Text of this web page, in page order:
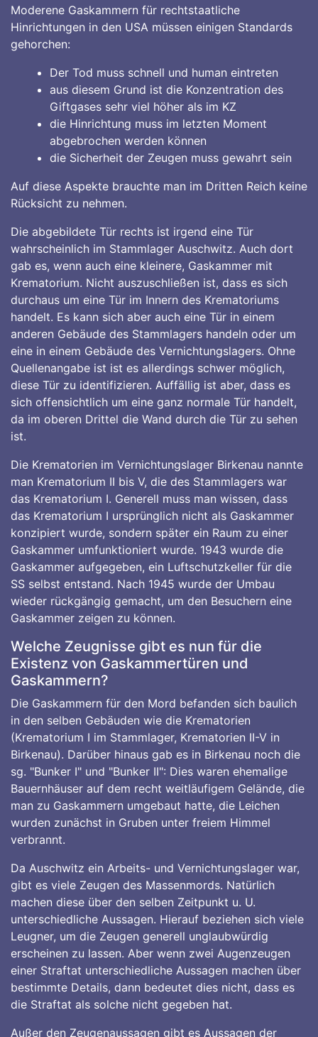
Moderene Gaskammern für rechtstaatliche
Hinrichtungen in den USA müssen einigen Standards
gehorchen:
Der Tod muss schnell und human eintreten
aus diesem Grund ist die Konzentration des
Giftgases sehr viel höher als im KZ
die Hinrichtung muss im letzten Moment
abgebrochen werden können
die Sicherheit der Zeugen muss gewahrt sein
Auf diese Aspekte brauchte man im Dritten Reich keine
Rücksicht zu nehmen.
Die abgebildete Tür rechts ist irgend eine Tür
wahrscheinlich im Stammlager Auschwitz. Auch dort
gab es, wenn auch eine kleinere, Gaskammer mit
Krematorium. Nicht auszuschließen ist, dass es sich
durchaus um eine Tür im Innern des Krematoriums
handelt. Es kann sich aber auch eine Tür in einem
anderen Gebäude des Stammlagers handeln oder um
eine in einem Gebäude des Vernichtungslagers. Ohne
Quellenangabe ist ist es allerdings schwer möglich,
diese Tür zu identifizieren. Auffällig ist aber, dass es
sich offensichtlich um eine ganz normale Tür handelt,
da im oberen Drittel die Wand durch die Tür zu sehen
ist.
Die Krematorien im Vernichtungslager Birkenau nannte
man Krematorium II bis V, die des Stammlagers war
das Krematorium I. Generell muss man wissen, dass
das Krematorium I ursprünglich nicht als Gaskammer
konzipiert wurde, sondern später ein Raum zu einer
Gaskammer umfunktioniert wurde. 1943 wurde die
Gaskammer aufgegeben, ein Luftschutzkeller für die
SS selbst entstand. Nach 1945 wurde der Umbau
wieder rückgängig gemacht, um den Besuchern eine
Gaskammer zeigen zu können.
Welche Zeugnisse gibt es nun für die
Existenz von Gaskammertüren und
Gaskammern?
Die Gaskammern für den Mord befanden sich baulich
in den selben Gebäuden wie die Krematorien
(Krematorium I im Stammlager, Krematorien II-V in
Birkenau). Darüber hinaus gab es in Birkenau noch die
sg. "Bunker I" und "Bunker II": Dies waren ehemalige
Bauernhäuser auf dem recht weitläufigem Gelände, die
man zu Gaskammern umgebaut hatte, die Leichen
wurden zunächst in Gruben unter freiem Himmel
verbrannt.
Da Auschwitz ein Arbeits- und Vernichtungslager war,
gibt es viele Zeugen des Massenmords. Natürlich
machen diese über den selben Zeitpunkt u. U.
unterschiedliche Aussagen. Hierauf beziehen sich viele
Leugner, um die Zeugen generell unglaubwürdig
erscheinen zu lassen. Aber wenn zwei Augenzeugen
einer Straftat unterschiedliche Aussagen machen über
bestimmte Details, dann bedeutet dies nicht, dass es
die Straftat als solche nicht gegeben hat.
Außer den Zeugenaussagen gibt es Aussagen der